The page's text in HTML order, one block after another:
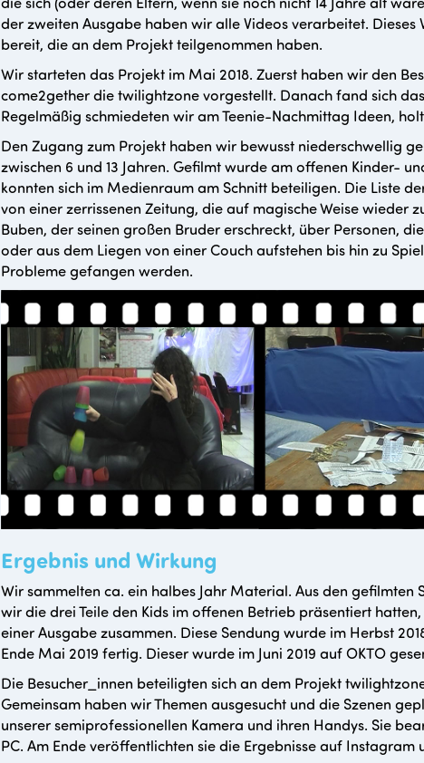
der zweiten Ausgabe haben wir alle Videos verarbeitet.
bereit, die an dem Projekt teilgenommen haben.
Wir starteten das Projekt im Mai 2018. Zuerst haben wir den
come2gether die twilightzone vorgestellt. Danach fand sich
Regelmäßig schmiedeten wir am Teenie-Nachmittag Ideen,
Den Zugang zum Projekt haben wir bewusst niederschwellig
zwischen 6 und 13 Jahren. Gefilmt wurde am offenen Kinder-
konnten sich im Medienraum am Schnitt beteiligen. Die Liste
von einer zerrissenen Zeitung, die auf magische Weise wieder
Buben, der seinen großen Bruder erschreckt, über Personen,
oder aus dem Liegen von einer Couch aufstehen bis hin zu
Probleme gefangen werden.
Ergebnis und Wirkung
Wir sammelten ca. ein halbes Jahr Material. Aus den
wir die drei Teile den Kids im offenen Betrieb präsentiert
einer Ausgabe zusammen. Diese Sendung wurde im Herbst
Ende Mai 2019 fertig. Dieser wurde im Juni 2019 auf OKTO
Die Besucher_innen beteiligten sich an dem Projekt
Gemeinsam haben wir Themen ausgesucht und die Szenen
unserer semiprofessionellen Kamera und ihren Handys. Sie
PC. Am Ende veröffentlichten sie die Ergebnisse auf Instagram